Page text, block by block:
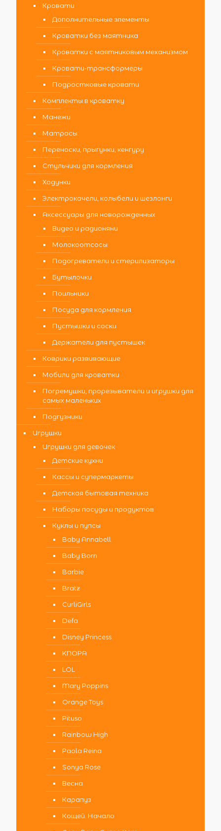
Кровати
Дополнительные элементы
Кроватки без маятника
Кроватки с маятниковым механизмом
Кровати-трансформеры
Подростковые кровати
Комплекты в кроватку
Манежи
Матрасы
Переноски, прыгунки, кенгуру
Стульчики для кормления
Ходунки
Электрокачели, колыбели и шезлонги
Аксессуары для новорожденных
Видео и радионяни
Молокоотсосы
Подогреватели и стерилизаторы
Бутылочки
Поильники
Посуда для кормления
Пустышки и соски
Держатели для пустышек
Коврики развивающие
Мобили для кроватки
Погремушки, прорезыватели и игрушки для
самых маленьких
Подгузники
Игрушки
Игрушки для девочек
Детские кухни
Кассы и супермаркеты
Детская бытовая техника
Наборы посуды и продуктов
Куклы и пупсы
Baby Annabell
Baby Born
Barbie
Bratz
CurliGirls
Defa
Disney Princess
KNOPA
LOL
Mary Poppins
Orange Toys
Pituso
Rainbow High
Paola Reina
Sonya Rose
Весна
Карапуз
Кощей. Начало